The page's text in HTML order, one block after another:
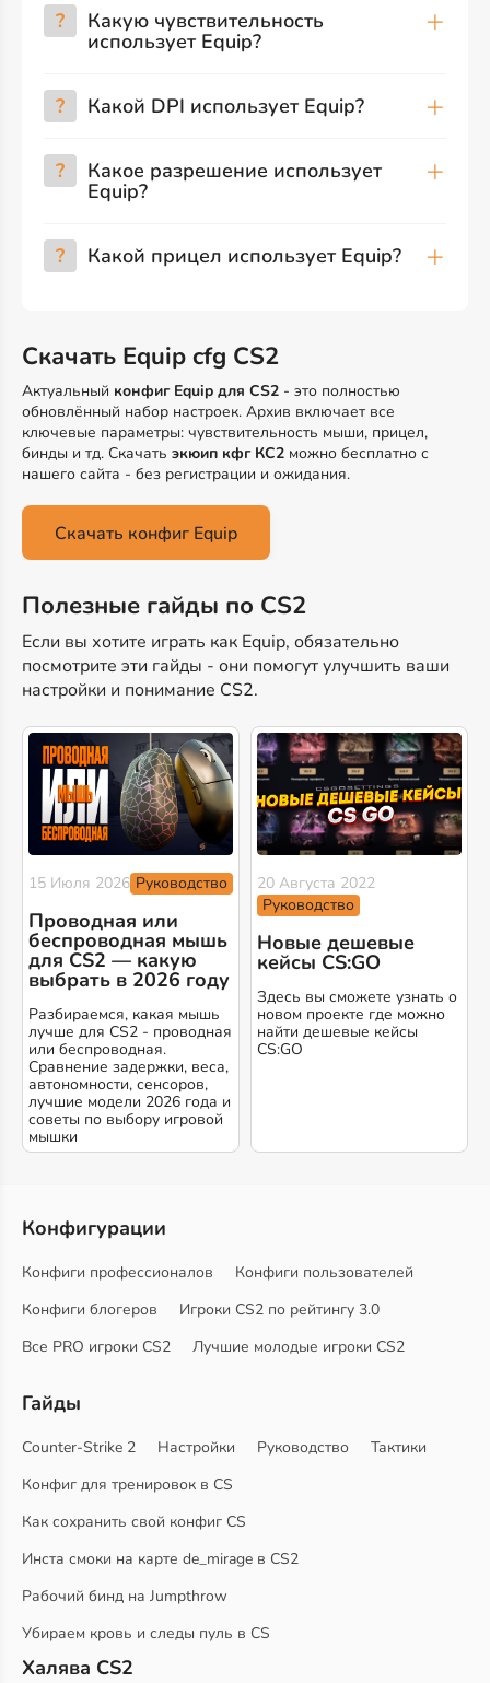
? Какую чувствительность
использует Equip?
? Какой DPI использует Equip?
? Какое разрешение использует
Equip?
? Какой прицел использует Equip?
Скачать Equip cfg CS2
Актуальный конфиг Equip для CS2 - это полностью
обновлённый набор настроек. Архив включает все
ключевые параметры: чувствительность мыши, прицел,
бинды и тд. Скачать экюип кфг КС2 можно бесплатно с
нашего сайта - без регистрации и ожидания.
Скачать конфиг Equip
Полезные гайды по CS2
Если вы хотите играть как Equip, обязательно
посмотрите эти гайды - они помогут улучшить ваши
настройки и понимание CS2.
15 Июля 2026 Руководство
Проводная или
беспроводная мышь
для CS2 — какую
выбрать в 2026 году
Разбираемся, какая мышь
лучше для CS2 - проводная
или беспроводная.
Сравнение задержки, веса,
автономности, сенсоров,
лучшие модели 2026 года и
советы по выбору игровой
мышки
20 Августа 2022
Руководство
Новые дешевые
кейсы CS:GO
Здесь вы сможете узнать о
новом проекте где можно
найти дешевые кейсы
CS:GO
Конфигурации
Конфиги профессионалов
Конфиги пользователей
Конфиги блогеров
Игроки CS2 по рейтингу 3.0
Все PRO игроки CS2
Лучшие молодые игроки CS2
Гайды
Counter-Strike 2 Настройки Руководство
Тактики
Конфиг для тренировок в CS
Как сохранить свой конфиг CS
Инста смоки на карте de_mirage в CS2
Рабочий бинд на Jumpthrow
Убираем кровь и следы пуль в CS
Халява CS2